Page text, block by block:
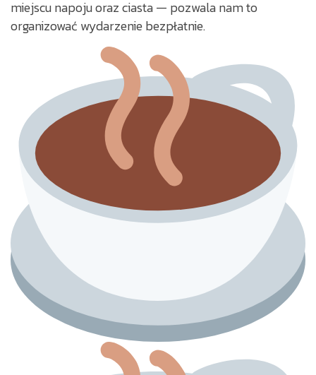
miejscu napoju oraz ciasta — pozwala nam to
organizować wydarzenie bezpłatnie.